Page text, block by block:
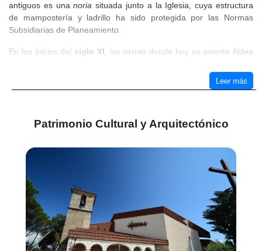
antiguos es unanoria situada junto a la Iglesia, cuya estructura
de mampostería y ladrillo ha sido protegida por las Normas
Subsidiarias de Planeamiento.
En los inicios del siglo XI , las tierras donde hoy se asienta Aldea
praderas que se extendían hasta las aguas del Alberche. Bajo
dominio musulmán, el territorio era un paso estratégico entre
reponer fuerzas antes de continuar su camino.
Sin embargo, la paz que reinaba en estos parajes se vería pronto
interrumpida. En 1085, el
rey Alfonso VI conquistó Toledo
marcando el comienzo de una nueva era para estas tierras. Poco
a poco, los cristianos avanzaron hacia el sur, asegurando las
riberas del Alberche y el Perales, aunque aún pasarían varias
décadas antes de que llegaran los primeros repobladores. La
región, que hasta entonces había sido un simple lugar de paso,
comenzaba a perfilarse como un punto clave en la expansión
cristiana.
Leer más
Patrimonio Cultural y Arquitectónico